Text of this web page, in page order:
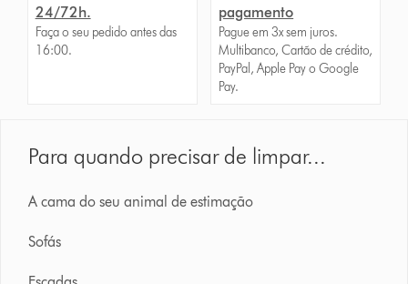
24/72h.
Faça o seu pedido antes das
16:00.
pagamento
Pague em 3x sem juros.
Multibanco, Cartão de crédito,
PayPal, Apple Pay o Google
Pay.
Para quando precisar de limpar...
A cama do seu animal de estimação
Sofás